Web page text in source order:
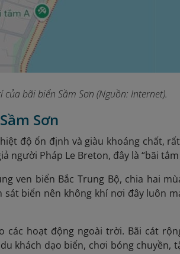
của bãi biển Sầm Sơn (Nguồn: Internet).
Sơn
độ ổn định và giàu khoáng chất,
người Pháp Le Breton, đây là “bãi
ven biển Bắc Trung Bộ, chia hai
biển nên không khí nơi đây luôn
các hoạt động ngoài trời. Bãi cát
khách dạo biển, chơi bóng chuyền,